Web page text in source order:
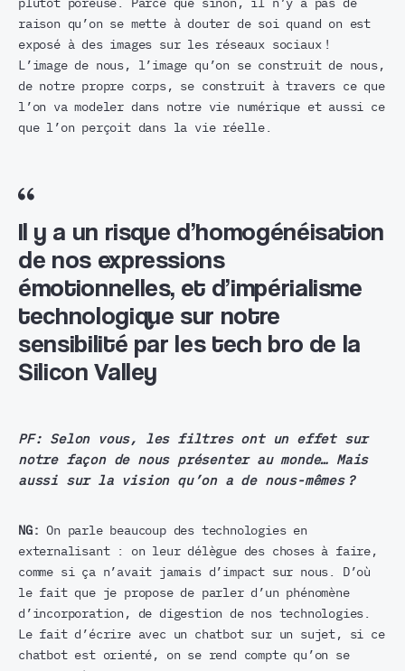
plutôt poreuse. Parce que sinon, il n’y a pas de
raison qu’on se mette à douter de soi quand on est
exposé à des images sur les réseaux sociaux !
L’image de nous, l’image qu’on se construit de nous,
de notre propre corps, se construit à travers ce que
l’on va modeler dans notre vie numérique et aussi ce
que l’on perçoit dans la vie réelle.
Il y a un risque d’homogénéisation
de nos expressions
émotionnelles, et d’impérialisme
technologique sur notre
sensibilité par les tech bro de la
Silicon Valley
PF: Selon vous, les filtres ont un effet sur
notre façon de nous présenter au monde… Mais
aussi sur la vision qu’on a de nous-mêmes ?
NG:On parle beaucoup des technologies en
externalisant : on leur délègue des choses à faire,
comme si ça n’avait jamais d’impact sur nous. D’où
le fait que je propose de parler d’un phénomène
d’incorporation, de digestion de nos technologies.
Le fait d’écrire avec un chatbot sur un sujet, si ce
chatbot est orienté, on se rend compte qu’on se